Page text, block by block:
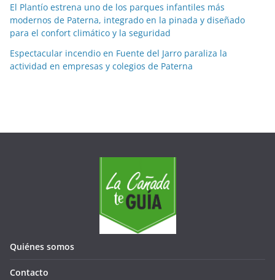
s
El Plantío estrena uno de los parques infantiles más
modernos de Paterna, integrado en la pinada y diseñado
para el confort climático y la seguridad
Espectacular incendio en Fuente del Jarro paraliza la
actividad en empresas y colegios de Paterna
Quiénes somos
Contacto